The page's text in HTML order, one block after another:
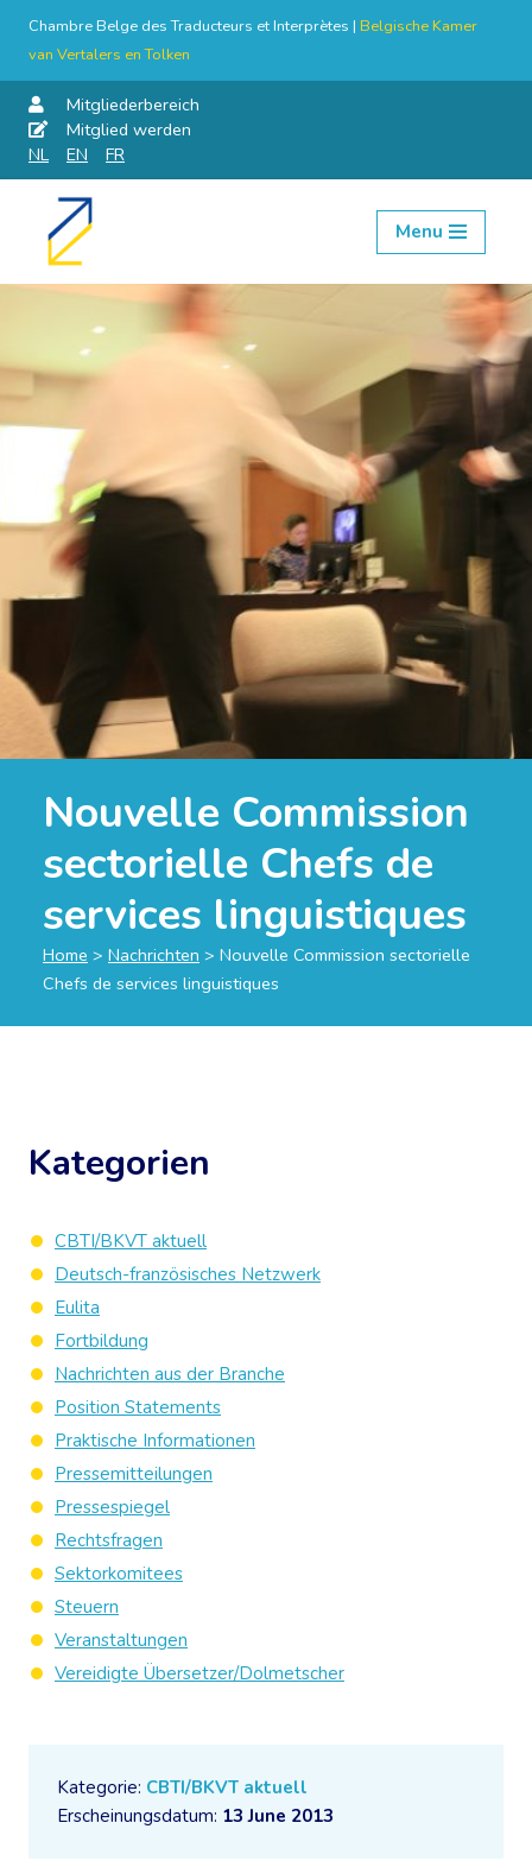
Chambre Belge des Traducteurs et Interprètes | Belgische Kamer
van Vertalers en Tolken
Mitgliederbereich
Mitglied werden
NL
EN FR
Skip
Menu
Nouvelle Commission
sectorielle Chefs de
services linguistiques
Home > Nachrichten > Nouvelle Commission sectorielle
Chefs de services linguistiques
Kategorie: CBTI/BKVT aktuell
Erscheinungsdatum: 13 June 2013
Kategorien
CBTI/BKVT aktuell
Deutsch-französisches Netzwerk
Eulita
Fortbildung
Nachrichten aus der Branche
Position Statements
Praktische Informationen
Pressemitteilungen
Pressespiegel
Rechtsfragen
Sektorkomitees
Steuern
Veranstaltungen
Vereidigte Übersetzer/Dolmetscher